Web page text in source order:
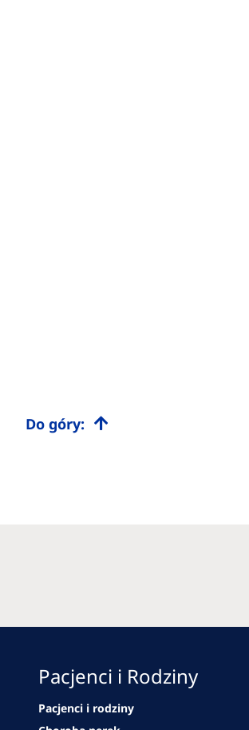
Do góry:
Pacjenci i Rodziny
Pacjenci i rodziny